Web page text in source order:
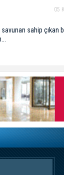
05
savunan sahip